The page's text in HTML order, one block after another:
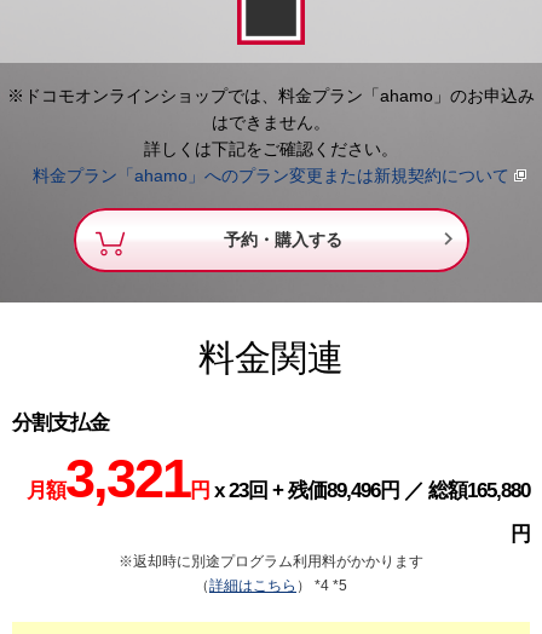
※ドコモオンラインショップでは、料金プラン「ahamo」のお申込み
はできません。
詳しくは下記をご確認ください。
料金プラン「ahamo」へのプラン変更または新規契約について
予約・購入する 
料金関連
分割支払金
月額3,321円 x 23回 + 残価89,496円 ／ 総額165,880
円
※返却時に別途プログラム利用料がかかります
（詳細はこちら ） *4 *5